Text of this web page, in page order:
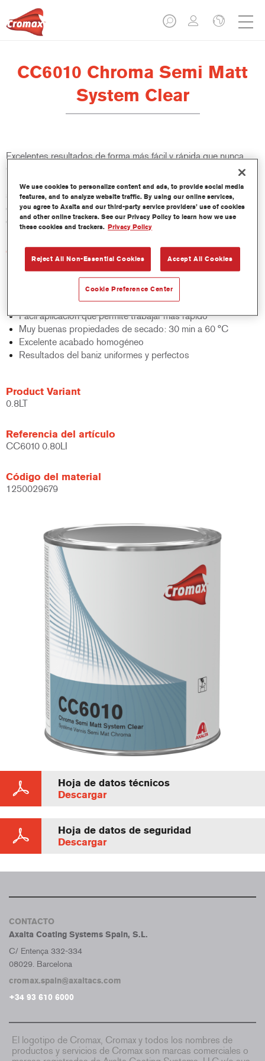
CC6010 Chroma Semi Matt
System Clear
Excelentes resultados de forma más fácil y rápida que nunca.
CC6020 Chroma Matt System Clear y CC6010 Chroma Semi
Matt System Clear reproducen todos los acabados mate y
semimate, incluso los niveles de brillo ultramates. Con tiempos
de secado significativamente más cortos, este sistema, el mejor
de su clase, también aumenta la productividad del taller.
Características del producto
Adecuado para la reparación de los modernos acabados
OEM ultramate
Amplia gama de niveles de brillo de 5 a 65 unidades de Brillo
Fácil aplicación que permite trabajar más rápido
Muy buenas propiedades de secado: 30 min a 60 °C
Excelente acabado homogéneo
Resultados del baniz uniformes y perfectos
Product Variant
0.8LT
Referencia del artículo
CC6010 0.80LI
Código del material
1250029679
Hoja de datos técnicos
Descargar
Hoja de datos de seguridad
Descargar
CONTACTO
Axalta Coating Systems Spain, S.L.
C/ Entença 332-334
08029. Barcelona
cromax.spain@axaltacs.com
+34 93 610 6000
El logotipo de Cromax, Cromax y todos los nombres de
productos y servicios de Cromax son marcas comerciales o
We use cookies to personalize content and ads, to provide social media
features, and to analyze website traffic. By using our online services,
you agree to Axalta and our third-party service providers’ use of cookies
and other online trackers. See our Privacy Policy to learn how we use
these cookies and trackers. Privacy Policy
Reject All Non-Essential Cookies Accept All Cookies
Cookie Preference Center